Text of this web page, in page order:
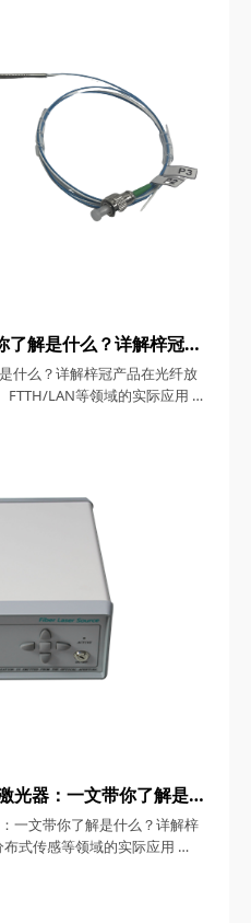
解是什么？详解梓冠产
器、CATV系统、
用
什么？详解梓冠产品在光纤放
FTTH/LAN等领域的实际应用
感技术迅猛发展的今天，凭借
泛的应用场景，成为了光纤网
光器：一文带你了解是什
风雷达、光纤分布式传感
一文带你了解是什么？详解梓
式传感等领域的实际应用
在激光技术的浩瀚星空中，犹
学特性和广泛的应用领域，吸